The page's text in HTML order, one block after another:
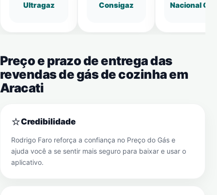
Ultragaz Consigaz Nacional Gás
Preço e prazo de entrega das
revendas de gás de cozinha em
Aracati
⭐Credibilidade
Rodrigo Faro reforça a confiança no Preço do Gás e
ajuda você a se sentir mais seguro para baixar e usar o
aplicativo.